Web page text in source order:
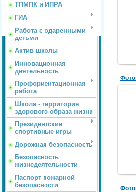
ТПМПК и ИПРА
ГИА
Работа с одаренными
детьми
Актив школы
Инновационная
деятельность
Профориентационная
работа
Школа - территория
здорового образа жизни
Президентские
спортивные игры
Дорожная безопасность
Безопасность
жизнедеятельности
Паспорт пожарной
безопасности